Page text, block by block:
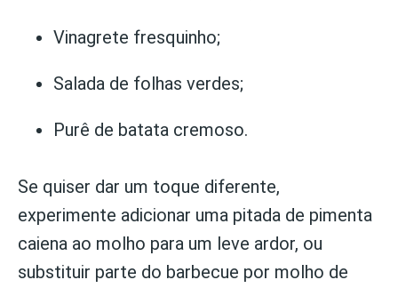
Vinagrete fresquinho;
Salada de folhas verdes;
Purê de batata cremoso.
Se quiser dar um toque diferente,
experimente adicionar uma pitada de pimenta
caiena ao molho para um leve ardor, ou
substituir parte do barbecue por molho de